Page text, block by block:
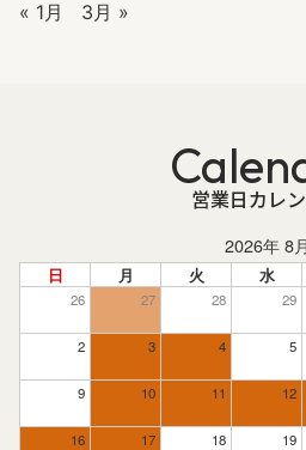
« 1月 3月 »
営業日カレ
2026年 8月
日 月 火 水
26 27 28 29
2 3 4 5
9 10 11 12
16 17 18 19